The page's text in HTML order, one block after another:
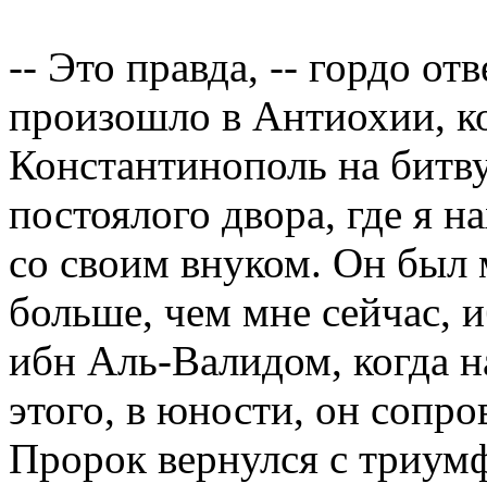
-- Это правда, -- гордо
произошло в Антиохии,
Константинополь на
постоялого двора, где я
со своим внуком. Он был
больше, чем мне сейчас,
ибн Аль-Валидом, когда
этого, в юности, он
Пророк вернулся с